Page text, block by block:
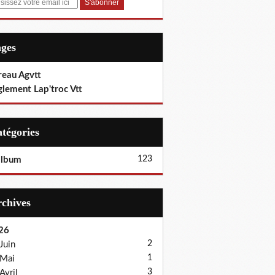
Agvtt
Lap'troc Vtt
123
Juin
2
Mai 1
Avril 3